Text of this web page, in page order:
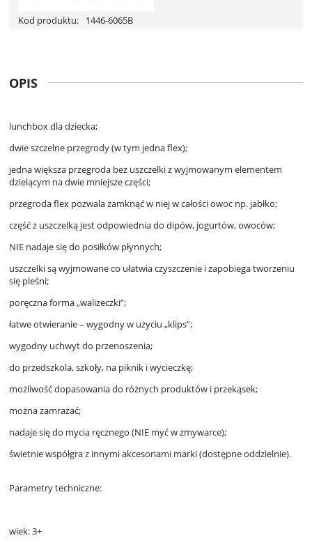
Kod produktu: 1446-6065B
OPIS
lunchbox dla dziecka;
dwie szczelne przegrody (w tym jedna flex);
jedna większa przegroda bez uszczelki z wyjmowanym elementem
dzielącym na dwie mniejsze części;
przegroda flex pozwala zamknąć w niej w całości owoc np. jabłko;
część z uszczelką jest odpowiednia do dipów, jogurtów, owoców;
NIE nadaje się do posiłków płynnych;
uszczelki są wyjmowane co ułatwia czyszczenie i zapobiega tworzeniu
się pleśni;
poręczna forma „walizeczki”;
łatwe otwieranie – wygodny w użyciu „klips”;
wygodny uchwyt do przenoszenia;
do przedszkola, szkoły, na piknik i wycieczkę;
możliwość dopasowania do różnych produktów i przekąsek;
można zamrażać;
nadaje się do mycia ręcznego (NIE myć w zmywarce);
świetnie współgra z innymi akcesoriami marki (dostępne oddzielnie).
Parametry techniczne:
wiek: 3+